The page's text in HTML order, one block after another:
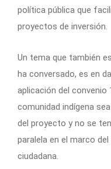
política pública que
proyectos de inversión.
Un tema que también
ha conversado, es en
aplicación del convenio
comunidad indígena
del proyecto y no se
paralela en el marco
ciudadana.